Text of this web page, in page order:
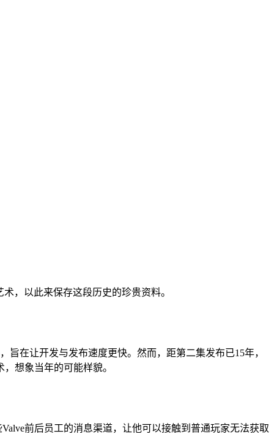
，以此来保存这段历史的珍贵资料。
旨在让开发与发布速度更快。然而，距第二集发布已15年，
想象当年的可能样貌。
前后员工的消息渠道，让他可以接触到普通玩家无法获取